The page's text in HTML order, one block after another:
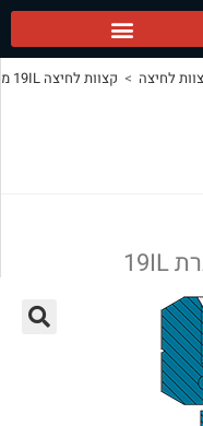
> נקבה 19IL BSP